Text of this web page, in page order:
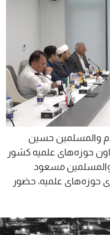
والمسلمین حسین
حوزه‌های علمیه کشور
والمسلمین مسعود
حوزه‌های علمیه، حضور